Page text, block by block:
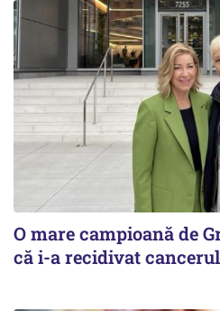
O mare campioană de
că i-a recidivat cancerul